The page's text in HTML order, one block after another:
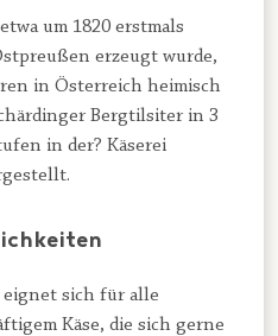
um 1820 erstmals
erzeugt wurde,
in Österreich heimisch
Bergtilsiter in 3
in der? Käserei
sich für alle
Käse, die sich gerne